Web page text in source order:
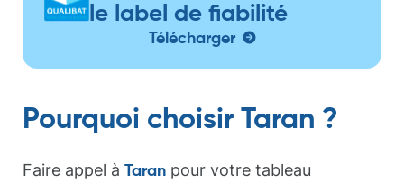
le label de fiabilité
Télécharger
Pourquoi choisir Taran ?
Faire appel à Taran pour votre tableau